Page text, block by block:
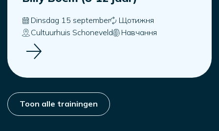
Dinsdag 15 september
Щотижня
Cultuurhuis Schoneveld
Навчання
Toon alle trainingen